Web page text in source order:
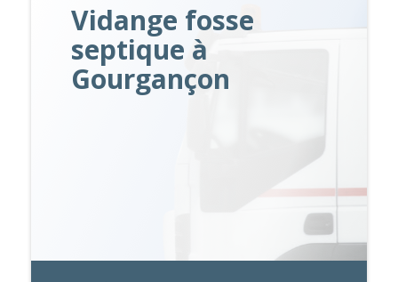
Vidange fosse
septique à
Gourgançon